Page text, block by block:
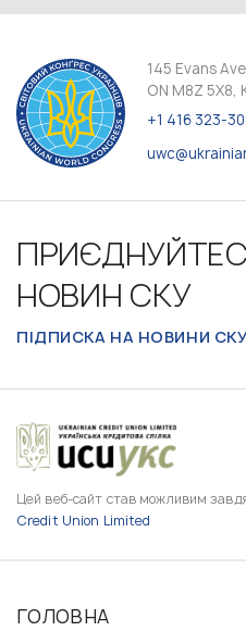
145 Evans
ON M8Z 5X8,
+1 416 323-
НОВИН СКУ
ПІДПИСКА НА НОВИНИ СКУ
Цей веб-сайт став можливим
Credit Union Limited
ГОЛОВНА